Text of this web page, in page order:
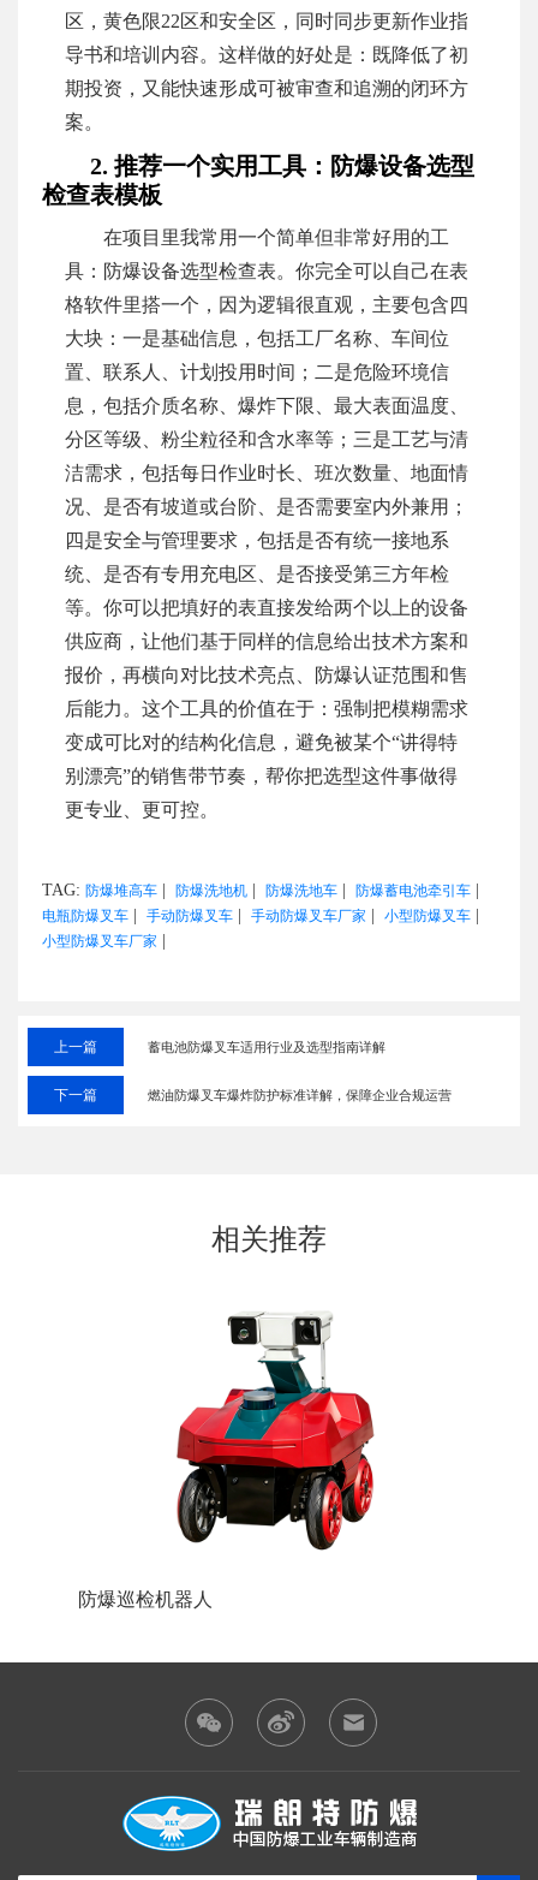
区，黄色限22区和安全区，同时同步更新作业指
导书和培训内容。这样做的好处是：既降低了初
期投资，又能快速形成可被审查和追溯的闭环方
案。
2. 推荐一个实用工具：防爆设备选型
检查表模板
在项目里我常用一个简单但非常好用的工
具：防爆设备选型检查表。你完全可以自己在表
格软件里搭一个，因为逻辑很直观，主要包含四
大块：一是基础信息，包括工厂名称、车间位
置、联系人、计划投用时间；二是危险环境信
息，包括介质名称、爆炸下限、最大表面温度、
分区等级、粉尘粒径和含水率等；三是工艺与清
洁需求，包括每日作业时长、班次数量、地面情
况、是否有坡道或台阶、是否需要室内外兼用；
四是安全与管理要求，包括是否有统一接地系
统、是否有专用充电区、是否接受第三方年检
等。你可以把填好的表直接发给两个以上的设备
供应商，让他们基于同样的信息给出技术方案和
报价，再横向对比技术亮点、防爆认证范围和售
后能力。这个工具的价值在于：强制把模糊需求
变成可比对的结构化信息，避免被某个“讲得特
别漂亮”的销售带节奏，帮你把选型这件事做得
更专业、更可控。
TAG: 防爆堆高车 防爆洗地机 防爆洗地车 防爆蓄电池牵引车
电瓶防爆叉车 手动防爆叉车 手动防爆叉车厂家 小型防爆叉车
小型防爆叉车厂家
上一篇 蓄电池防爆叉车适用行业及选型指南详解
下一篇 燃油防爆叉车爆炸防护标准详解，保障企业合规运营
相关推荐
防爆巡检机器人